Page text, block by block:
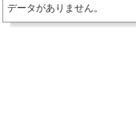
データがありません。